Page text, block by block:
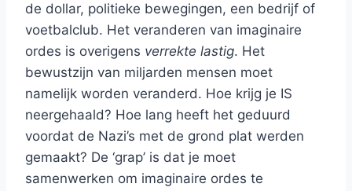
de dollar, politieke bewegingen, een bedrijf of
voetbalclub. Het veranderen van imaginaire
ordes is overigens verrekte lastig. Het
bewustzijn van miljarden mensen moet
namelijk worden veranderd. Hoe krijg je IS
neergehaald? Hoe lang heeft het geduurd
voordat de Nazi’s met de grond plat werden
gemaakt? De ‘grap’ is dat je moet
samenwerken om imaginaire ordes te